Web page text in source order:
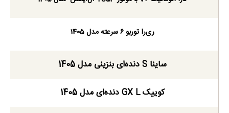
ری‌را توربو ۶ سرعته مدل 1405
ساینا S دنده‌ای بنزینی مدل 1405
کوییک GX L دنده‌ای مدل 1405